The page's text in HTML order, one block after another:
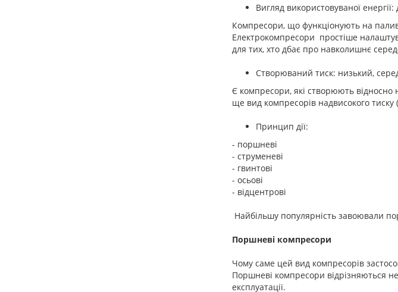
Вигляд використовуваної
Компресори, що функціонують на
Електрокомпресори простіше
для тих, хто дбає про навколишнє
Створюваний тиск: низький,
Є компресори, які створюють
ще вид компресорів надвисокого
Принцип дії:
- поршневі
- струменеві
- гвинтові
- осьові
- відцентрові
Найбільшу популярність завоювали
Поршневі компресори
Чому саме цей вид компресорів
Поршневі компресори відрізняються
експлуатації.